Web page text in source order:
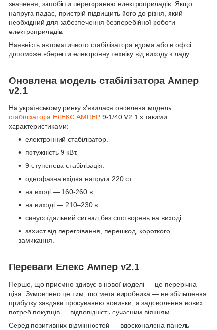
значення, запобігти перегоранню електроприладів. Якщо
напруга падає, пристрій підвищить його до рівня, який
необхідний для забезпечення безперебійної роботи
електроприладів.
Наявність автоматичного стабілізатора вдома або в офісі
допоможе вберегти електронну техніку від виходу з ладу.
Оновлена модель стабілізатора Ампер
v2.1
На українському ринку з'явилася оновлена модель
стабілізатора ЕЛЕКС АМПЕР 9-1/40 V2.1 з такими
характеристиками:
електронний стабілізатор.
потужність 9 кВт.
9-ступенева стабілізація.
однофазна вхідна напруга 220 ст.
на вході — 160-260 в.
на виході — 210–230 в.
синусоїдальний сигнал без спотворень на виході.
захист від перегрівання, перешкод, короткого
замикання.
Переваги Елекс Ампер v2.1
Перше, що приємно здивує в нової моделі — це перерічна
ціна. Зумовлено це тим, що мета виробника — не збільшення
прибутку завдяки просуванню новинки, а задоволення нових
потреб покупців — відповідність сучасним віянням.
Серед позитивних відмінностей — вдосконалена панель